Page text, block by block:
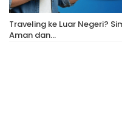
Traveling ke Luar Negeri?
Aman dan…